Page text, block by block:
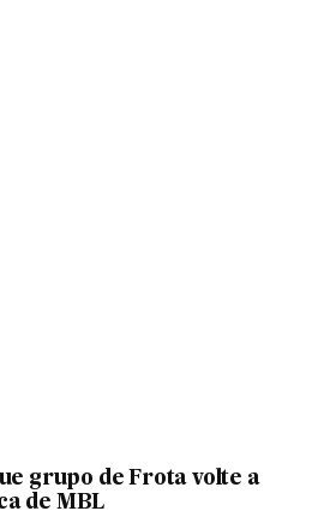
grupo de Frota volte a
de MBL